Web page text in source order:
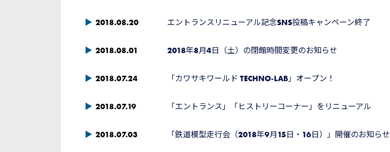
2018.08.20 エントランスリニューアル記念SNS投稿キャンペーン終了
2018.08.01 2018年8月4日（土）の閉館時間変更のお知らせ
2018.07.24 「カワサキワールド TECHNO-LAB」オープン！
2018.07.19 「エントランス」「ヒストリーコーナー」をリニューアル
2018.07.03 「鉄道模型走行会（2018年9月15日・16日）」開催のお知らせ